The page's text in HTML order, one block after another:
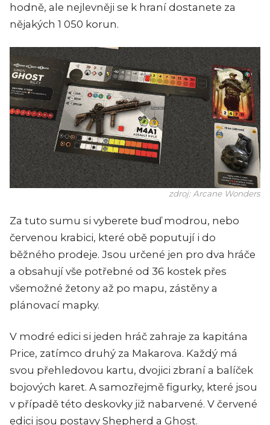
hodně, ale nejlevněji se k hraní dostanete za
nějakých 1 050 korun.
zdroj: Arcane Wonders
Za tuto sumu si vyberete buď modrou, nebo
červenou krabici, které obě poputují i do
běžného prodeje. Jsou určené jen pro dva hráče
a obsahují vše potřebné od 36 kostek přes
všemožné žetony až po mapu, zástěny a
plánovací mapky.
V modré edici si jeden hráč zahraje za kapitána
Price, zatímco druhý za Makarova. Každý má
svou přehledovou kartu, dvojici zbraní a balíček
bojových karet. A samozřejmě figurky, které jsou
v případě této deskovky již nabarvené. V červené
edici jsou postavy Shepherd a Ghost.